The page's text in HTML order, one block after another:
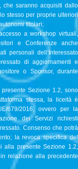
che saranno acquisiti dallo
stesso per proprie ulteriori
titolari;
a workshop virtuali,
e Conferenze anche
personali dell’Interessato
di aggiornamenti e
o Sponsor, durante
Sezione 1.2, sono
stessa, la liceità è
679/2016, ovvero per la
dei Servizi richiesti
Consenso che potrà
la revoca specifica del
alla presente Sezione 1.2,
relazione alla precedente